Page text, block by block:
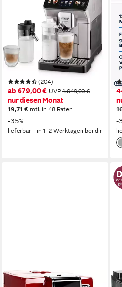
Kaffeevollautomat Eletta
Explore ECAM450.55.S - 40
Rezepte, heißer & kalter
Milchschaum
300 g
Bohnenkapazität
19 bar Pumpendruck
Touch-Bedienung Bedienung
(204)
ab 679,00 € UVP 1.049,00 €
nur diesen Monat
19,71 € mtl. in 48 Raten
-35%
lieferbar - in 1-2 Werktagen bei dir
-